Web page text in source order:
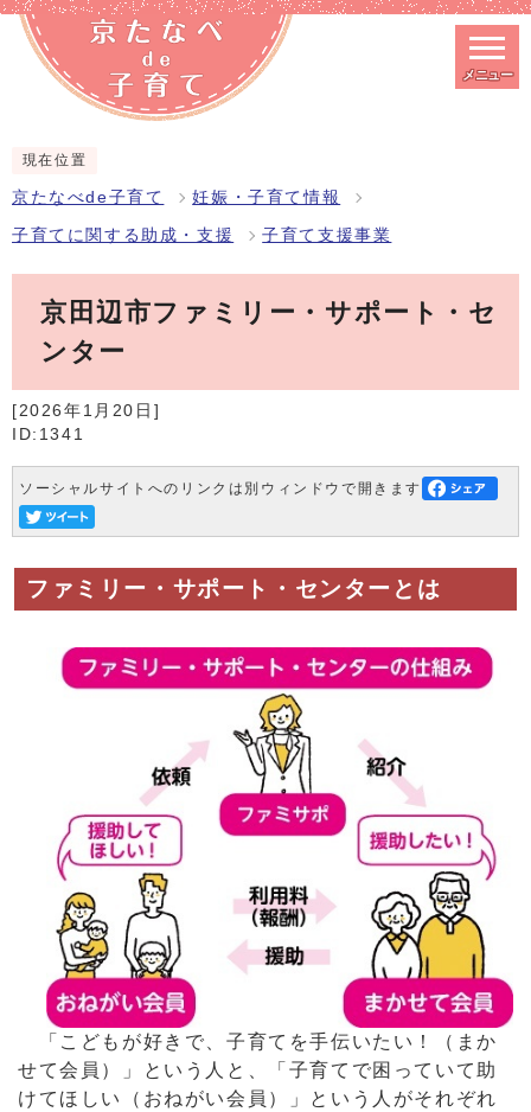
スマートフォン表示用の情報をスキップ
メニュー
現在位置
京たなべde子育て 妊娠・子育て情報
子育てに関する助成・支援 子育て支援事業
京田辺市ファミリー・サポート・セ
ンター
[2026年1月20日]
ID:1341
ソーシャルサイトへのリンクは別ウィンドウで開きます
ファミリー・サポート・センターとは
「こどもが好きで、子育てを手伝いたい！（まか
せて会員）」という人と、「子育てで困っていて助
けてほしい（おねがい会員）」という人がそれぞれ